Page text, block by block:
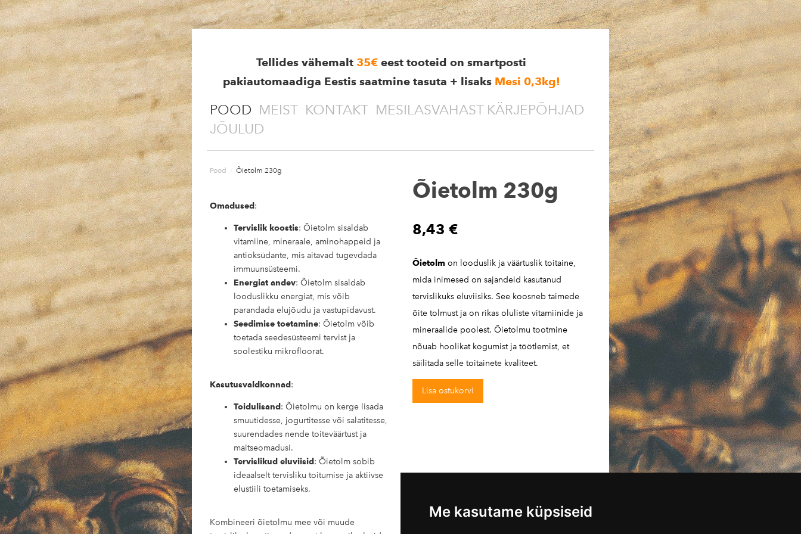
Me kasutame küpsiseid
Tellides vähemalt 35€ eest tooteid on smartposti
pakiautomaadiga Eestis saatmine tasuta + lisaks Mesi 0,3kg!
POOD MEIST KONTAKT MESILASVAHAST KÄRJEPÕHJAD
JÕULUD
Pood Õietolm 230g
Omadused:
Tervislik koostis: Õietolm sisaldab
vitamiine, mineraale, aminohappeid ja
antioksüdante, mis aitavad tugevdada
immuunsüsteemi.
Energiat andev: Õietolm sisaldab
looduslikku energiat, mis võib
parandada elujõudu ja vastupidavust.
Seedimise toetamine: Õietolm võib
toetada seedesüsteemi tervist ja
soolestiku mikrofloorat.
Kasutusvaldkonnad:
Toidulisand: Õietolmu on kerge lisada
smuutidesse, jogurtitesse või salatitesse,
suurendades nende toiteväärtust ja
maitseomadusi.
Tervislikud eluviisid: Õietolm sobib
ideaalselt tervisliku toitumise ja aktiivse
elustiili toetamiseks.
Kombineeri õietolmu mee või muude
Õietolm 230g
8,43 €
Õietolm on looduslik ja väärtuslik toitaine,
mida inimesed on sajandeid kasutanud
tervislikuks eluviisiks. See koosneb taimede
õite tolmust ja on rikas oluliste vitamiinide ja
mineraalide poolest. Õietolmu tootmine
nõuab hoolikat kogumist ja töötlemist, et
säilitada selle toitainete kvaliteet.
Lisa ostukorvi